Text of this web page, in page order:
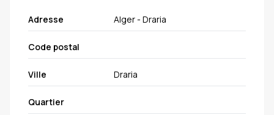
Adresse Alger - Draria
Code postal
Ville Draria
Quartier